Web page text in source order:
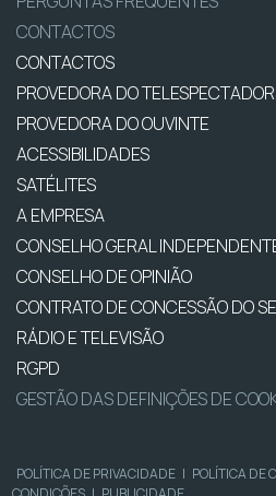
CONTACTOS
CONTACTOS
PROVEDORA DO TELESPECTADOR
PROVEDORA DO OUVINTE
ACESSIBILIDADES
SATÉLITES
A EMPRESA
CONSELHO GERAL
CONSELHO DE OPINIÃO
CONTRATO DE CONCESSÃO DO
RÁDIO E TELEVISÃO
RGPD
GESTÃO DAS DEFINIÇÕES DE
POLÍTICA DE PRIVACIDADE | POLÍTICA DE